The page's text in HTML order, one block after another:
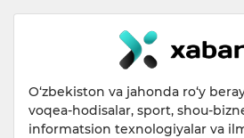
O‘zbekiston va jahonda ro‘y
voqea-hodisalar, sport, shou-
informatsion texnologiyalar va